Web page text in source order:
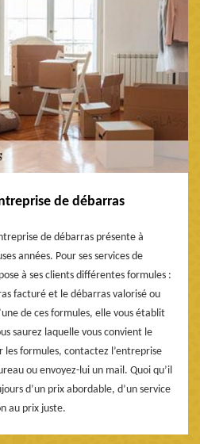
de débarras
de débarras présente à
années. Pour ses services de
à ses clients différentes formules :
facturé et le débarras valorisé ou
de ces formules, elle vous établit
saurez laquelle vous convient le
les formules, contactez l’entreprise
ou envoyez-lui un mail. Quoi qu’il
d’un prix abordable, d’un service
au prix juste.